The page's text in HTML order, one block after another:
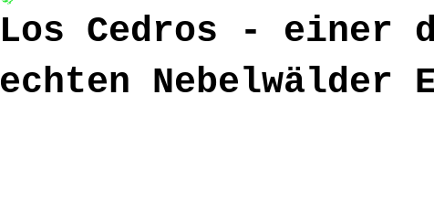
Los Cedros - einer
echten Nebelwälder